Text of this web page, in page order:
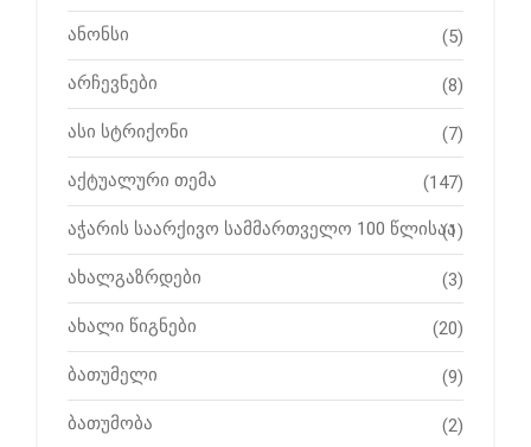
ანონსი (5)
არჩევნები (8)
ასი სტრიქონი (7)
აქტუალური თემა (147)
აჭარის საარქივო სამმართველო 100 წლისაა
(1)
ახალგაზრდები (3)
ახალი წიგნები (20)
ბათუმელი (9)
ბათუმობა (2)